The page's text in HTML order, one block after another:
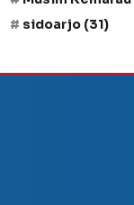
sidoarjo (31)